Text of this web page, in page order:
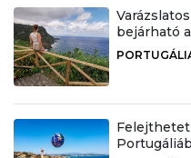
bejárható